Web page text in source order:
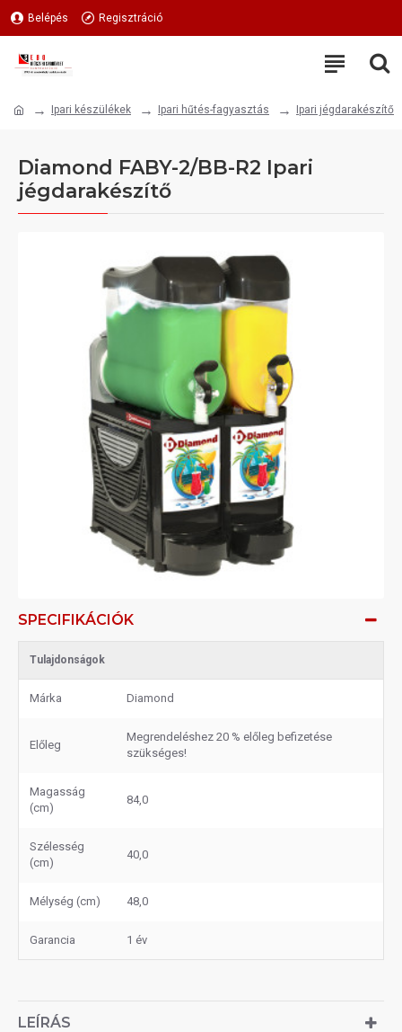
Belépés Regisztráció
Ipari készülékek Ipari hűtés-fagyasztás Ipari jégdarakészítő
Diamond FABY-2/BB-R2 Ipari
jégdarakészítő
SPECIFIKÁCIÓK
Tulajdonságok
Márka Diamond
Előleg
Megrendeléshez 20 % előleg befizetése
szükséges!
Magasság
(cm)
84,0
Szélesség
(cm)
40,0
Mélység (cm) 48,0
Garancia 1 év
LEÍRÁS